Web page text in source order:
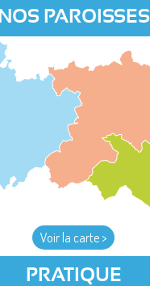
NOS PAROISSES
Voir la carte >
PRATIQUE